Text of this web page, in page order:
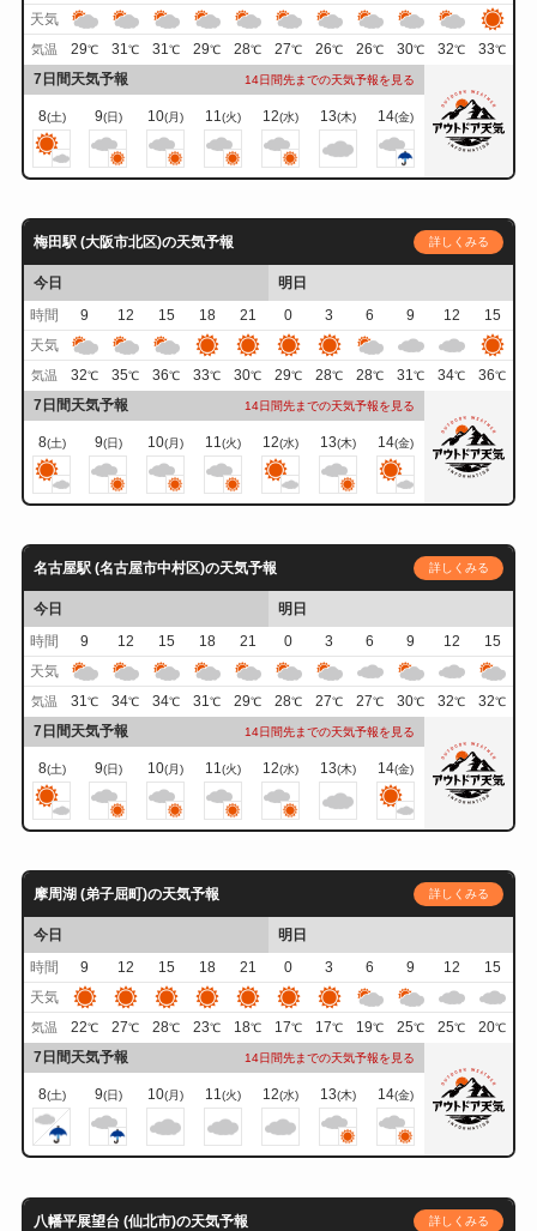
天気
気温 29℃ 31℃ 31℃ 29℃ 28℃ 27℃ 26℃ 26℃ 30℃ 32℃ 33℃
7日間天気予報 14日間先までの天気予報を見る
8(土) 9(日) 10(月) 11 (火) 12(水) 13(木) 14(金)
梅田駅 (大阪市北区)の天気予報 詳しくみる
今日
明日
時間
9 12 15 18 21 0 3 6 9 12
15
天気
気温 32℃ 35℃ 36℃ 33℃ 30℃ 29℃ 28℃ 28℃ 31℃ 34℃ 36℃
7日間天気予報 14日間先までの天気予報を見る
8(土) 9(日) 10(月) 11 (火) 12(水) 13(木) 14(金)
名古屋駅 (名古屋市中村区)の天気予報 詳しくみる
今日
明日
時間
9 12 15 18 21 0 3 6 9 12
15
天気
気温 31℃ 34℃ 34℃ 31℃ 29℃ 28℃ 27℃ 27℃ 30℃ 32℃ 32℃
7日間天気予報 14日間先までの天気予報を見る
8(土) 9(日) 10(月) 11(火) 12(水) 13(木) 14(金)
摩周湖 (弟子屈町)の天気予報 詳しくみる
今日
明日
時間
9 12 15 18 21 0 3 6 9 12
15
天気
気温 22℃ 27℃ 28℃ 23℃ 18℃ 17℃ 17℃ 19℃ 25℃ 25℃ 20℃
7日間天気予報 14日間先までの天気予報を見る
8(土) 9(日) 10(月) 11(火) 12(水) 13(木) 14(金)
八幡平展望台 (仙北市)の天気予報 詳しくみる